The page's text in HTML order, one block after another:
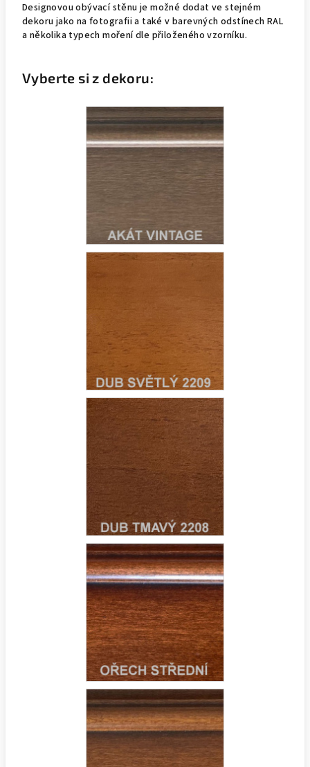
Designovou obývací stěnu je možné dodat ve stejném
dekoru jako na fotografii a také v barevných odstínech RAL
a několika typech moření dle přiloženého vzorníku.
Vyberte si z dekoru: